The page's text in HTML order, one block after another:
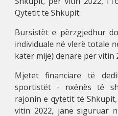
Qytetit të Shkupit.
Bursistët e përzgjedhur
individuale në vlerë totale
katër mijë) denarë për vitin
Mjetet financiare të
sportistët - nxënës të
rajonin e qytetit të
vitin 2022, janë siguruar